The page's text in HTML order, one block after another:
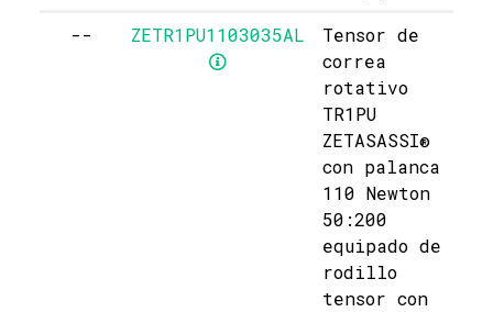
-- ZETR1PU1103035AL
Tensor de
correa
rotativo
TR1PU
ZETASASSI®
con palanca
110 Newton
50:200
equipado de
rodillo
tensor con